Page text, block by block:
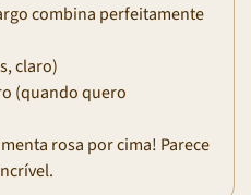
combina perfeitamente
claro)
(quando quero
rosa por cima! Parece